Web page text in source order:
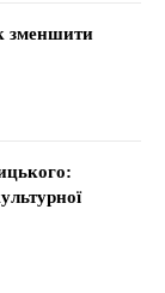
зменшити